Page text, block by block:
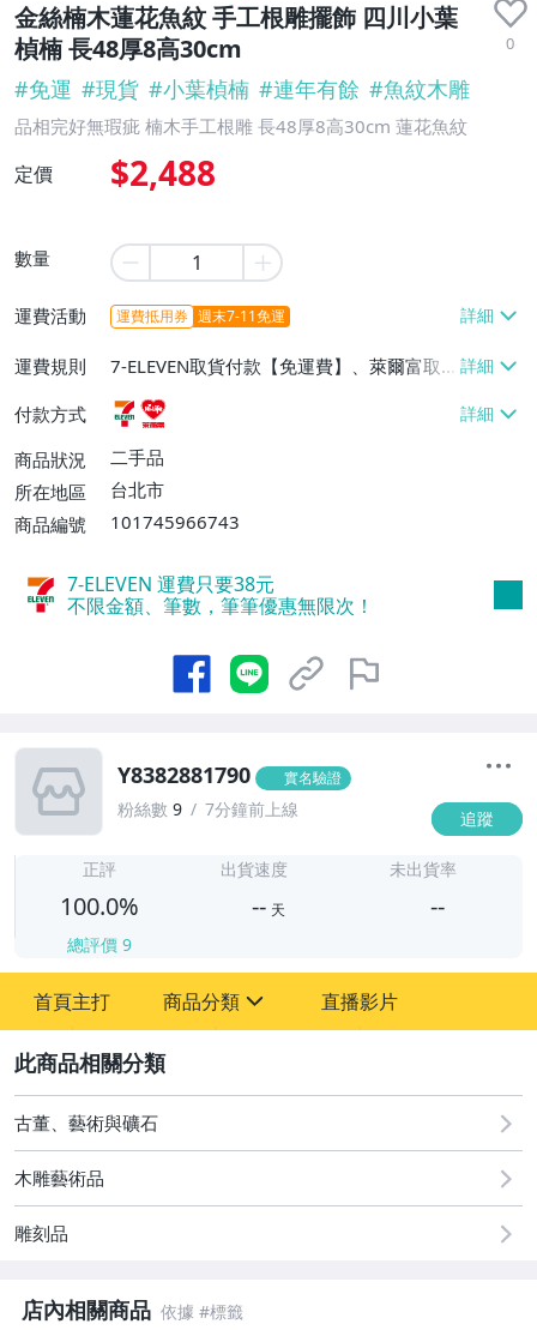
金絲楠木蓮花魚紋 手工根雕擺飾 四川小葉
楨楠 長48厚8高30cm
0
#免運 #現貨 #小葉楨楠 #連年有餘 #魚紋木雕
品相完好無瑕疵 楠木手工根雕 長48厚8高30cm 蓮花魚紋
定價 $2,488
數量
運費活動 運費抵用券 週末7-11免運
運費規則
7-ELEVEN取貨付款【免運費】、萊爾富取
貨付款【免運費】
付款方式
商品狀況
二手品
所在地區
台北市
商品編號
101745966743
7-ELEVEN 運費只要38元
不限金額、筆數，筆筆優惠無限次！
Y8382881790 實名驗證
粉絲數 9 7分鐘前上線 追蹤
正評
100.0%
總評價 9
出貨速度
-- 天
未出貨率
--
首頁主打 商品分類
圖書/影音/文具
古董、藝術與礦石
偶像、球員卡與郵幣
女裝與服飾配件
直播影片
古董、藝術與礦石
木雕藝術品
雕刻品
店內相關商品